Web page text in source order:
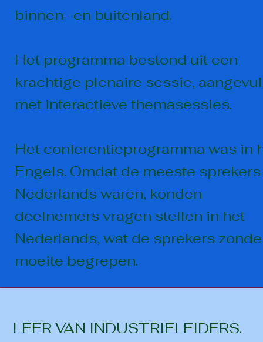
binnen- en buitenland.
Het programma bestond uit een
krachtige plenaire sessie,
met interactieve themasessies.
Het conferentieprogramma was in
Engels. Omdat de meeste sprekers
Nederlands waren, konden
deelnemers vragen stellen in het
Nederlands, wat de sprekers
moeite begrepen.
LEER VAN INDUSTRIELEIDERS.